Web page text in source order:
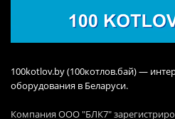
100kotlov.by (100котлов.бай) —
оборудования в Беларуси.
Компания ООО "БЛК7"